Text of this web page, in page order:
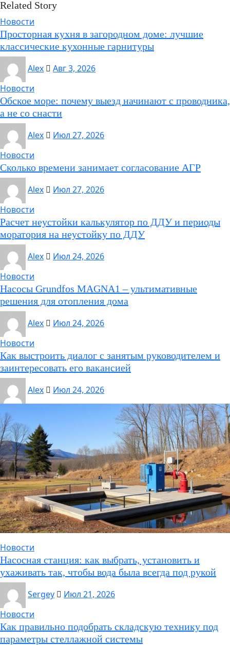
Related Story
Новости
Просторная кухня в загородном доме: лучшие
классические кухонные гарнитуры
Alex
Авг 3, 2026
Новости
Обское море: почему выезд начинают с проводника,
а не со снасти
Alex
Июл 27, 2026
Новости
Сколько времени занимает согласование АГР
Alex
Июл 27, 2026
Новости
Расчет неустойки калькулятор по ДДУ и периоды
моратория на неустойку по ДДУ
Alex
Июл 24, 2026
Новости
Насосы Grundfos MAGNA1 – ультимативные
решения для отопления дома
Alex
Июл 24, 2026
Новости
Как выстроить диалог с занятым руководителем и
заинтересовать его вакансией
Alex
Июл 24, 2026
Новости
Насосная станция: как выбрать, установить и
ухаживать так, чтобы вода была всегда под рукой
Sergey
Июл 21, 2026
Новости
Как правильно подобрать складскую технику под
параметры стеллажной системы